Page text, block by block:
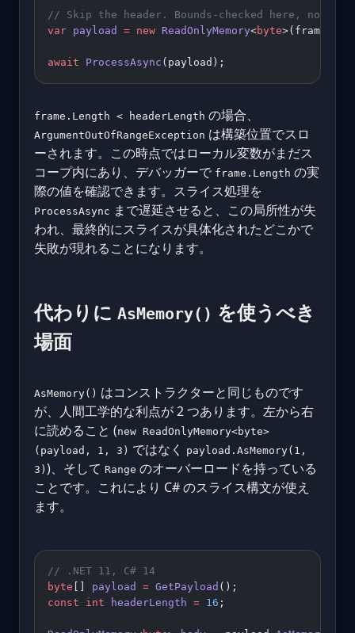
// Skip the header. Bounds-checked here, not
var payload = new ReadOnlyMemory<byte>(frame,
await ProcessAsync (payload);
frame.Length < headerLength の場合、
ArgumentOutOfRangeException は構築位置でスロ
ーされます。この時点ではローカル変数がまだス
コープ内にあり、デバッガーで frame.Length の実
際の値を確認できます。スライス処理を
ProcessAsync まで遅延させると、この局所性が失
われ、最終的にスライスが具体化されたどこかで
失敗が現れることになります。
代わりに AsMemory() を使うべき
場面
AsMemory() はコンストラクターと同じものです
が、人間工学的な利点が 2 つあります。左から右
に読めること (new ReadOnlyMemory<byte>
(payload, 1, 3) ではなく
payload.AsMemory(1,
3) )、そして Range のオーバーロードを持っている
ことです。これにより C# のスライス構文が使え
ます。
// .NET 11, C# 14
byte
payload = GetPayload ();
const int headerLength = 16 ;